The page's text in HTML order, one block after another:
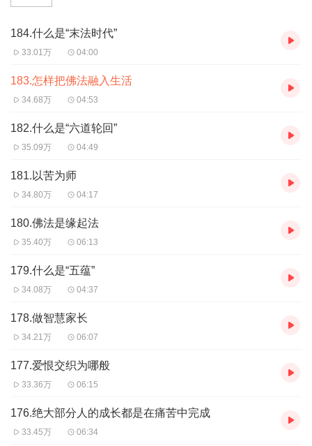
（问）怎样让听到的佛法快速入心，变成自己的东西呢，请
法师开示。
（问）学佛多年，我发现生活中遇到境界还是用不上佛法，
这是怎么回事呢法师？
（答）反复看、反复思维，遇境才能想得起来，才有可能用
得上。一次不行二次，二次不行三次，在境界中历练，心才
会真正改变。
（问）法师，上班时该怎样修行？
（答）修行，就是通过在内心建立起佛法的正知见，进而改
变自己的行为，让自己的起心动念、言谈举止都保持善良和
清净，这样，我们的业力就会慢慢改变，智慧就会慢慢显
现。上班也好，生活也好，都离不开一颗心，时时处处都可
以用心、修行。当然，前提是要去学习佛法的正见。
（问）法师，佛法与我们在家人周遭的琐碎事情是什么关
系？
（答）佛法的究竟目的不是为了解决生活琐事，但学习到的
佛法是可以用在生活中的。因为佛法面对的对象是我们
184.什么是“末法时代”
33.01万 04:00
183.怎样把佛法融入生活
34.68万 04:53
182.什么是“六道轮回”
35.09万 04:49
181.以苦为师
34.80万 04:17
180.佛法是缘起法
35.40万 06:13
179.什么是“五蕴”
34.08万 04:37
178.做智慧家长
34.21万 06:07
177.爱恨交织为哪般
33.36万 06:15
176.绝大部分人的成长都是在痛苦中完成
33.45万 06:34